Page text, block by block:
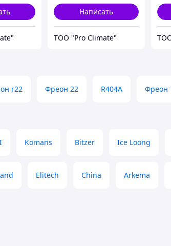
Написать
ТОО "Pro Climate"
r22 Фреон 22 R404A Фреон
Komans Bitzer Ice Loong
Elitech China Arkema